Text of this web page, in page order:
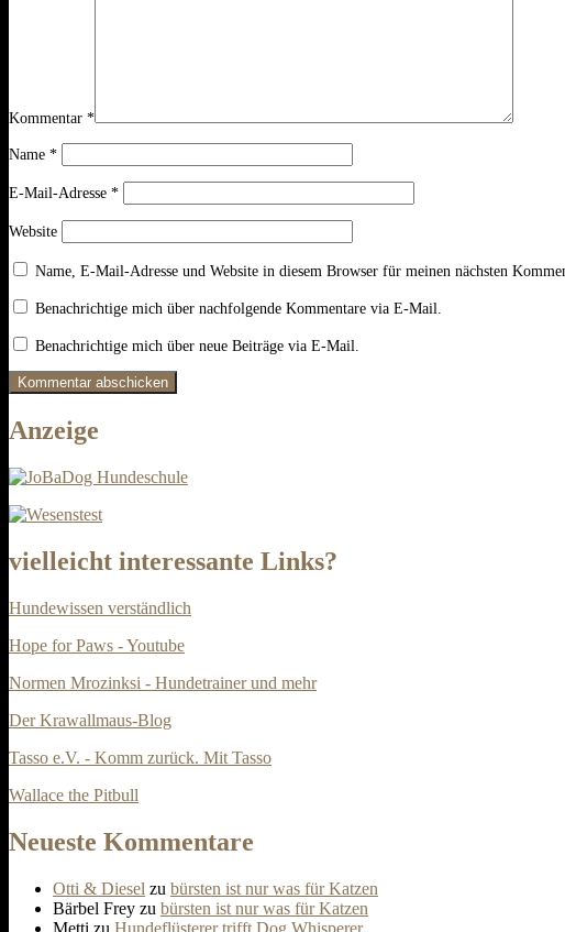
Kommentar *
Name *
E-Mail-Adresse *
Website
Name, E-Mail-Adresse und Website in diesem Browser für meinen nächsten
Benachrichtige mich über nachfolgende Kommentare via E-Mail.
Benachrichtige mich über neue Beiträge via E-Mail.
Anzeige
vielleicht interessante Links?
Hundewissen verständlich
Hope for Paws - Youtube
Normen Mrozinksi - Hundetrainer und mehr
Der Krawallmaus-Blog
Tasso e.V. - Komm zurück. Mit Tasso
Wallace the Pitbull
Neueste Kommentare
Otti & Diesel zu bürsten ist nur was für Katzen
Bärbel Frey zu bürsten ist nur was für Katzen
Metti zu Hundeflüsterer trifft Dog Whisperer